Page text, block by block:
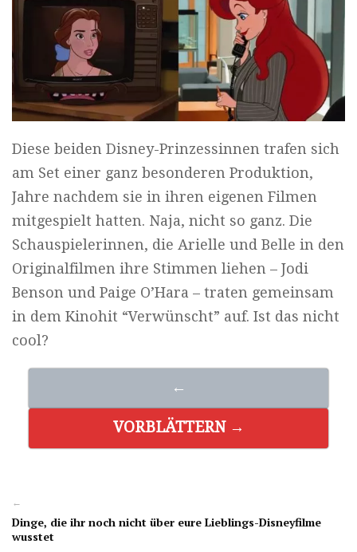
Diese beiden Disney-Prinzessinnen trafen sich
am Set einer ganz besonderen Produktion,
Jahre nachdem sie in ihren eigenen Filmen
mitgespielt hatten. Naja, nicht so ganz. Die
Schauspielerinnen, die Arielle und Belle in den
Originalfilmen ihre Stimmen liehen – Jodi
Benson und Paige O’Hara – traten gemeinsam
in dem Kinohit “Verwünscht” auf. Ist das nicht
cool?
←
VORBLÄTTERN →
←
Dinge, die ihr noch nicht über eure Lieblings-Disneyfilme
wusstet